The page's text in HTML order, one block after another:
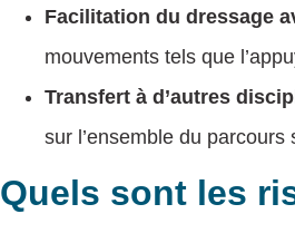
Facilitation du dressage
mouvements tels que
Transfert à d’autres
sur l’ensemble du
Quels sont les